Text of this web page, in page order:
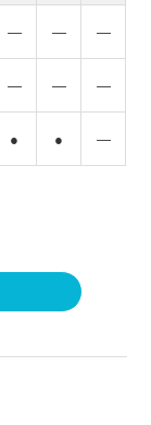
― ― ―
― ― ―
● ● ―